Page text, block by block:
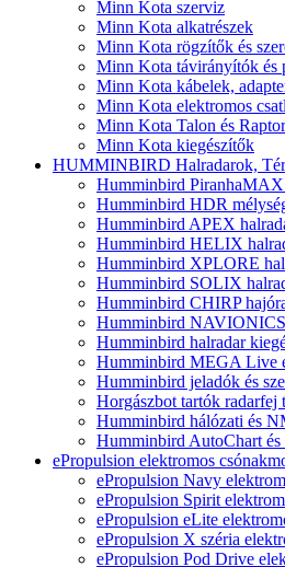
Minn Kota szerviz
Minn Kota alkatrészek
Minn Kota rögzítők és
Minn Kota távirányítók és
Minn Kota kábelek,
Minn Kota elektromos
Minn Kota Talon és
Minn Kota kiegészítők
HUMMINBIRD Halradarok,
Humminbird PiranhaMAX
Humminbird HDR
Humminbird APEX
Humminbird HELIX
Humminbird XPLORE
Humminbird SOLIX
Humminbird CHIRP
Humminbird
Humminbird halradar
Humminbird MEGA Live
Humminbird jeladók és
Horgászbot tartók radarfej
Humminbird hálózati és
Humminbird AutoChart és
ePropulsion elektromos
ePropulsion Navy
ePropulsion Spirit
ePropulsion eLite
ePropulsion X széria
ePropulsion Pod Drive